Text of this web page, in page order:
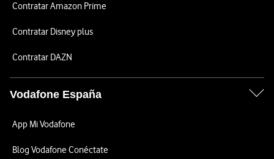
Contratar Amazon Prime
Contratar Disney plus
Contratar DAZN
Vodafone España
App Mi Vodafone
Blog Vodafone Conéctate